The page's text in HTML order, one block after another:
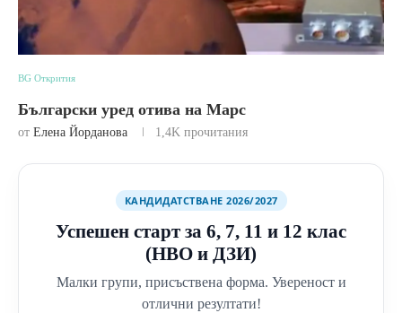
BG Открития
Български уред отива на Марс
от Елена Йорданова 1,4K прочитания
КАНДИДАТСТВАНЕ 2026/2027
Успешен старт за 6, 7, 11 и 12 клас
(НВО и ДЗИ)
Малки групи, присъствена форма. Увереност и
отлични резултати!